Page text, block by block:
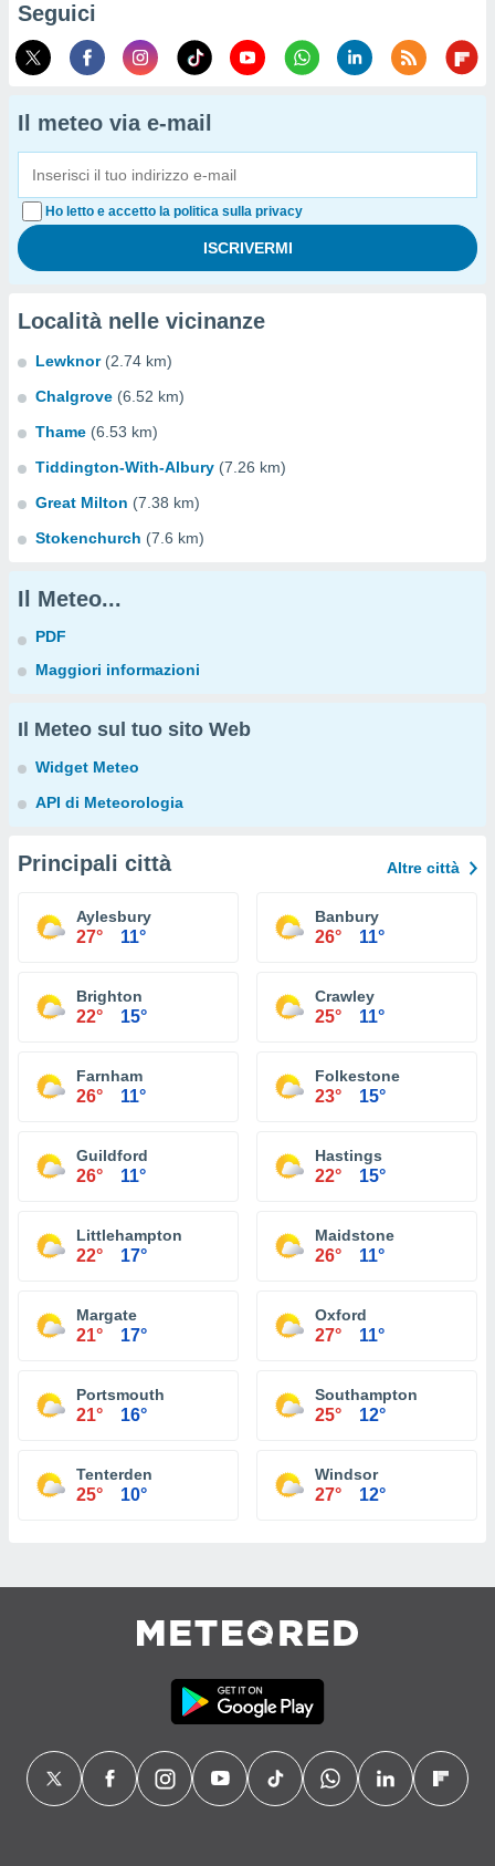
Seguici
Il meteo via e-mail
Ho letto e accetto la politica sulla privacy
Località nelle vicinanze
Lewknor (2.74 km)
Chalgrove (6.52 km)
Thame (6.53 km)
Tiddington-With-Albury (7.26 km)
Great Milton (7.38 km)
Stokenchurch (7.6 km)
Il Meteo...
PDF
Maggiori informazioni
Il Meteo sul tuo sito Web
Widget Meteo
API di Meteorologia
Principali città Altre città
Aylesbury
27° 11°
Banbury
26° 11°
Brighton
22° 15°
Crawley
25° 11°
Farnham
26° 11°
Folkestone
23° 15°
Guildford
26° 11°
Hastings
22° 15°
Littlehampton
22° 17°
Maidstone
26° 11°
Margate
21° 17°
Oxford
27° 11°
Portsmouth
21° 16°
Southampton
25° 12°
Tenterden
25° 10°
Windsor
27° 12°